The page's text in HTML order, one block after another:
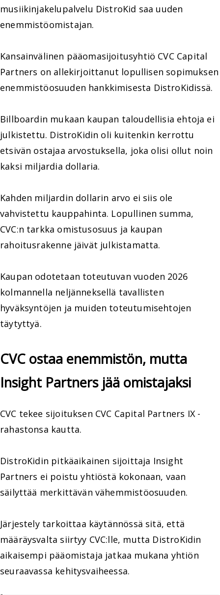
musiikinjakelupalvelu DistroKid saa uuden
enemmistöomistajan.
Kansainvälinen pääomasijoitusyhtiö CVC Capital
Partners on allekirjoittanut lopullisen sopimuksen
enemmistöosuuden hankkimisesta DistroKidissä.
Billboardin mukaan kaupan taloudellisia ehtoja ei
julkistettu. DistroKidin oli kuitenkin kerrottu
etsivän ostajaa arvostuksella, joka olisi ollut noin
kaksi miljardia dollaria.
Kahden miljardin dollarin arvo ei siis ole
vahvistettu kauppahinta. Lopullinen summa,
CVC:n tarkka omistusosuus ja kaupan
rahoitusrakenne jäivät julkistamatta.
Kaupan odotetaan toteutuvan vuoden 2026
kolmannella neljänneksellä tavallisten
hyväksyntöjen ja muiden toteutumisehtojen
täytyttyä.
CVC ostaa enemmistön, mutta
Insight Partners jää omistajaksi
CVC tekee sijoituksen CVC Capital Partners IX -
rahastonsa kautta.
DistroKidin pitkäaikainen sijoittaja Insight
Partners ei poistu yhtiöstä kokonaan, vaan
säilyttää merkittävän vähemmistöosuuden.
Järjestely tarkoittaa käytännössä sitä, että
määräysvalta siirtyy CVC:lle, mutta DistroKidin
aikaisempi pääomistaja jatkaa mukana yhtiön
seuraavassa kehitysvaiheessa.